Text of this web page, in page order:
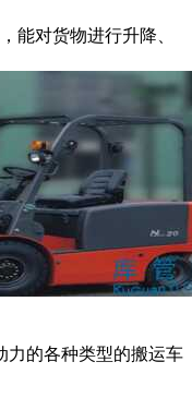
能对货物进行升降、
力的各种类型的搬运车